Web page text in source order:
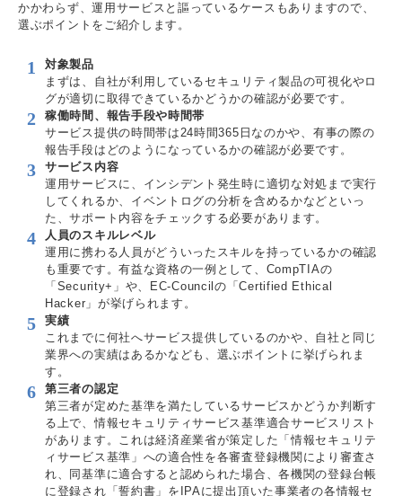
かかわらず、運用サービスと謳っているケースもありますので、
選ぶポイントをご紹介します。
対象製品
まずは、自社が利用しているセキュリティ製品の可視化やロ
グが適切に取得できているかどうかの確認が必要です。
稼働時間、報告手段や時間帯
サービス提供の時間帯は24時間365日なのかや、有事の際の
報告手段はどのようになっているかの確認が必要です。
サービス内容
運用サービスに、インシデント発生時に適切な対処まで実行
してくれるか、イベントログの分析を含めるかなどといっ
た、サポート内容をチェックする必要があります。
人員のスキルレベル
運用に携わる人員がどういったスキルを持っているかの確認
も重要です。有益な資格の一例として、CompTIAの
「Security+」や、EC-Councilの「Certified Ethical
Hacker」が挙げられます。
実績
これまでに何社へサービス提供しているのかや、自社と同じ
業界への実績はあるかなども、選ぶポイントに挙げられま
す。
第三者の認定
第三者が定めた基準を満たしているサービスかどうか判断す
る上で、情報セキュリティサービス基準適合サービスリスト
があります。これは経済産業省が策定した「情報セキュリテ
ィサービス基準」への適合性を各審査登録機関により審査さ
れ、同基準に適合すると認められた場合、各機関の登録台帳
に登録され「誓約書」をIPAに提出頂いた事業者の各情報セ